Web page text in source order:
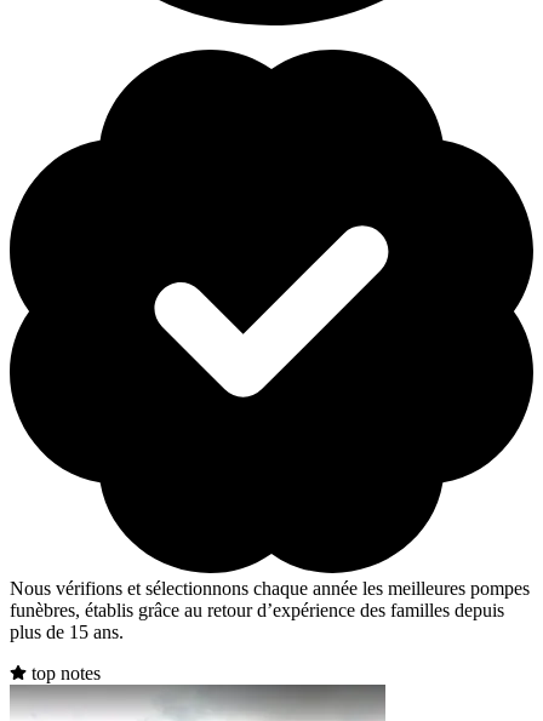
Nous vérifions et sélectionnons chaque année les meilleures pompes
funèbres, établis grâce au retour d’expérience des familles depuis
plus de 15 ans.
top notes